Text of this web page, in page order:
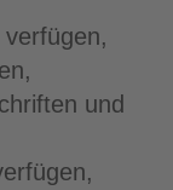
und